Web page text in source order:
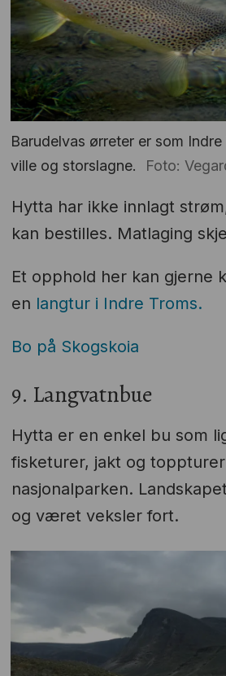
Barudelvas ørreter er som
ville og storslagne.
Foto:
Hytta har ikke innlagt
kan bestilles. Matlaging
Et opphold her kan gjerne
en langtur i Indre Troms.
Bo på Skogskoia
9. Langvatnbue
Hytta er en enkel bu som
fisketurer, jakt og
nasjonalparken.
og været veksler fort.